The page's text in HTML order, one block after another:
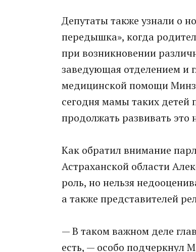
Депутаты также узнали о
передышка», когда
при возникновении
заведующая отделением и
медицинской помощи
сегодня мамы таких
продолжать развивать это
Как обратил внимание
Астраханской области
роль, но нельзя
а также представителей
— В таком важном деле
есть, — особо подчеркнул